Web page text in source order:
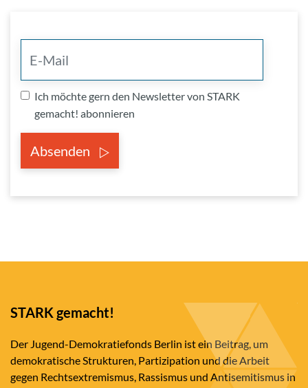
Ich möchte gern den Newsletter von STARK
gemacht! abonnieren
Absenden
STARK gemacht!
Der Jugend-Demokratiefonds Berlin ist ein Beitrag, um
demokratische Strukturen, Partizipation und die Arbeit
gegen Rechtsextremismus, Rassismus und Antisemitismus in